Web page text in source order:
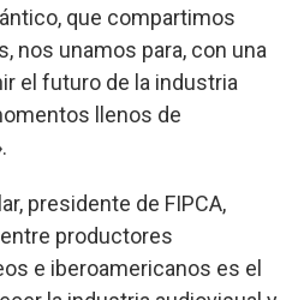
que compartimos
nos unamos para, con una
el futuro de la industria
llenos de
presidente de FIPCA,
productores
e iberoamericanos es el